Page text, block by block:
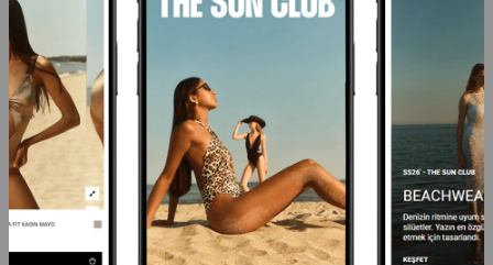
PREMIUM KYBELE  OVERSIZE KRUVAZE
DOKUMA  CEKET KAHVERENGI
4.374,99TL 3.499,99TL
SEPETTE %20 İNDİRİM
PAÇA DOKUMA PANTOLON KAHVERENGI
2.299,99TL
SEPETTE %20 İNDİRİM
+2